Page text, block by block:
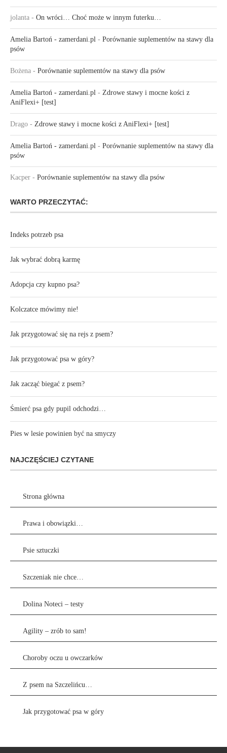
jolanta - On wróci… Choć może w innym futerku…
Amelia Bartoń - zamerdani.pl - Porównanie suplementów na stawy dla
psów
Bożena - Porównanie suplementów na stawy dla psów
Amelia Bartoń - zamerdani.pl - Zdrowe stawy i mocne kości z
AniFlexi+ [test]
Drago - Zdrowe stawy i mocne kości z AniFlexi+ [test]
Amelia Bartoń - zamerdani.pl - Porównanie suplementów na stawy dla
psów
Kacper - Porównanie suplementów na stawy dla psów
WARTO PRZECZYTAĆ:
Indeks potrzeb psa
Jak wybrać dobrą karmę
Adopcja czy kupno psa?
Kolczatce mówimy nie!
Jak przygotować się na rejs z psem?
Jak przygotować psa w góry?
Jak zacząć biegać z psem?
Śmierć psa gdy pupil odchodzi…
Pies w lesie powinien być na smyczy
NAJCZĘŚCIEJ CZYTANE
Strona główna
Prawa i obowiązki…
Psie sztuczki
Szczeniak nie chce…
Dolina Noteci – testy
Agility – zrób to sam!
Choroby oczu u owczarków
Z psem na Szczelińcu…
Jak przygotować psa w góry